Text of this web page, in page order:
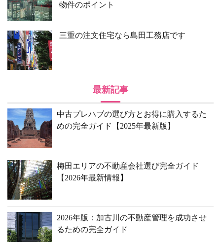
物件のポイント
三重の注文住宅なら島田工務店です
最新記事
中古プレハブの選び方とお得に購入するた
めの完全ガイド【2025年最新版】
梅田エリアの不動産会社選び完全ガイド
【2026年最新情報】
2026年版：加古川の不動産管理を成功させ
るための完全ガイド